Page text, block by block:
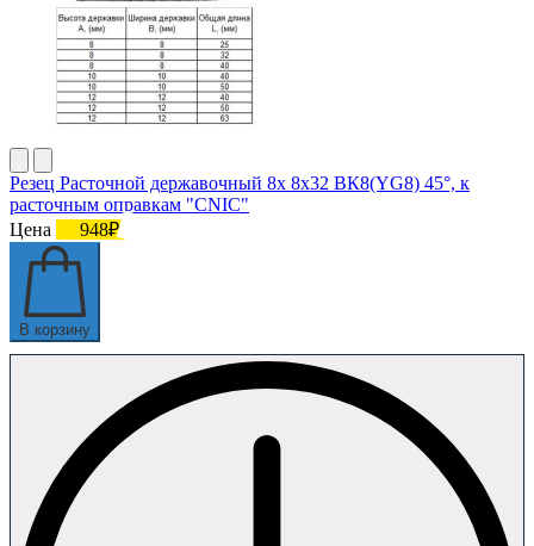
Резец Расточной державочный 8х 8х32 ВК8(YG8) 45°, к
расточным оправкам "CNIC"
Цена
948₽
В корзину